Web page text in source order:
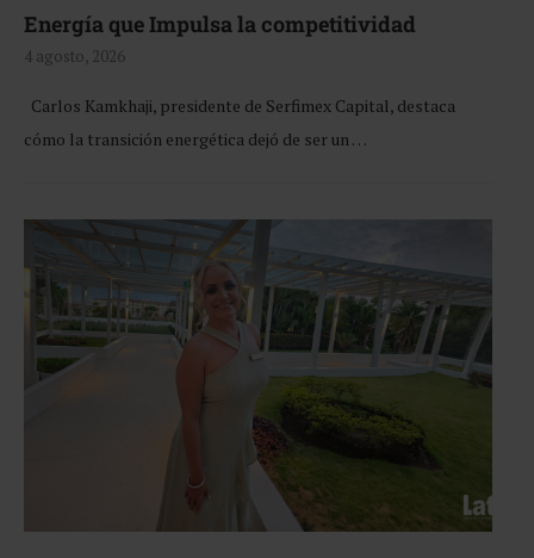
Energía que Impulsa la competitividad
4 agosto, 2026
Carlos Kamkhaji, presidente de Serfimex Capital, destaca
cómo la transición energética dejó de ser un …